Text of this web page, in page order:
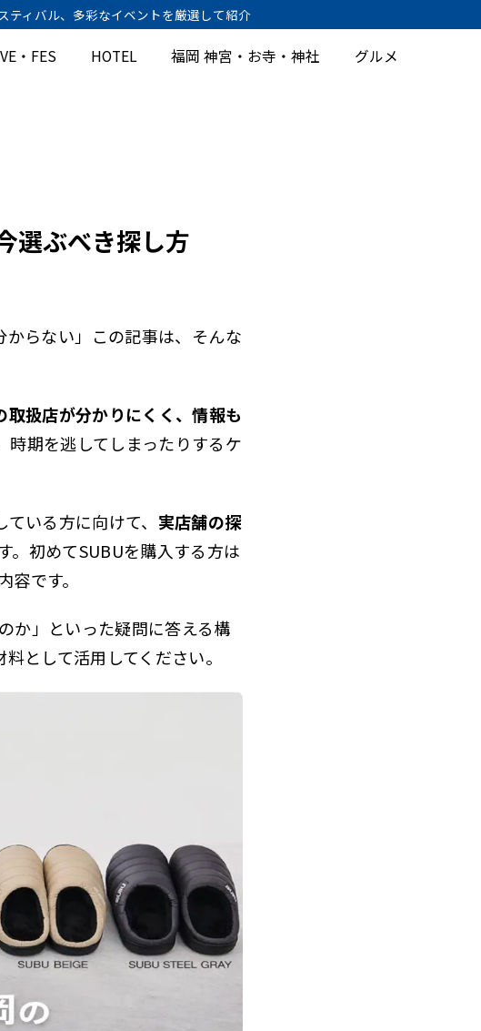
ティバル、多彩なイベントを厳選して紹介
・FES HOTEL 福岡 神宮・お寺・神社 グルメ
選ぶべき探し方
らない」――この記事は、そんな
取扱店が分かりにくく、情報も
時期を逃してしまったりするケ
いる方に向けて、 実店舗の探
。初めてSUBUを購入する方は
です。
か」といった疑問に答える構
として活用してください。